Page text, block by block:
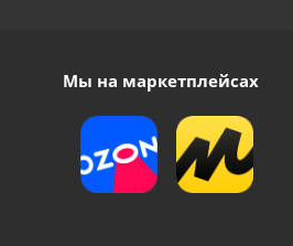
Мы на маркетплейсах